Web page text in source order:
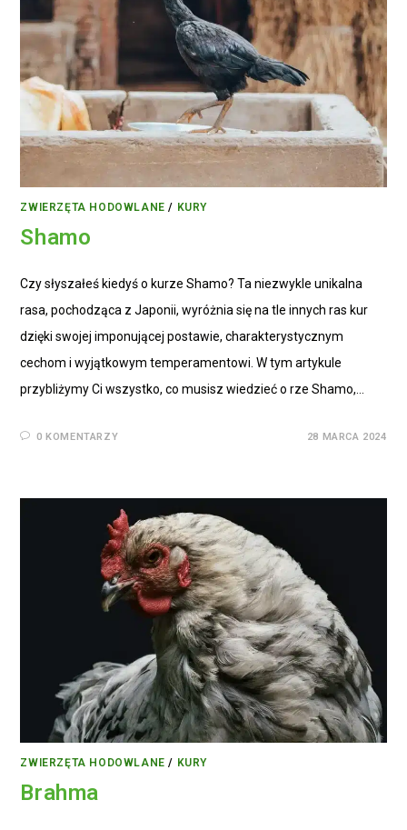
ZWIERZĘTA HODOWLANE / KURY
Shamo
Czy słyszałeś kiedyś o kurze Shamo? Ta niezwykle unikalna
rasa, pochodząca z Japonii, wyróżnia się na tle innych ras kur
dzięki swojej imponującej postawie, charakterystycznym
cechom i wyjątkowym temperamentowi. W tym artykule
przybliżymy Ci wszystko, co musisz wiedzieć o rze Shamo,…
0 KOMENTARZY 28 MARCA 2024
ZWIERZĘTA HODOWLANE / KURY
Brahma